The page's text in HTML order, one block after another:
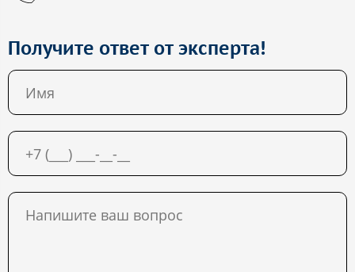
Получите ответ от эксперта!